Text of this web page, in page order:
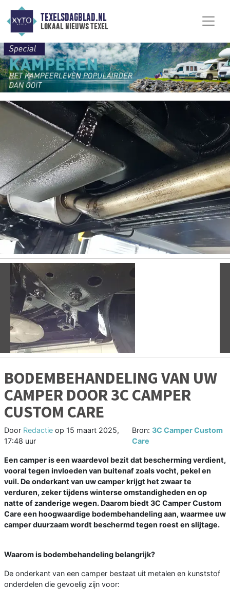
TEXELSDAGBLAD.NL
lokaal nieuws texel
Vorige
BODEMBEHANDELING VAN UW
CAMPER DOOR 3C CAMPER
CUSTOM CARE
Door Redactie op 15 maart 2025,
17:48 uur
Bron: 3C Camper Custom
Care
Een camper is een waardevol bezit dat bescherming verdient,
vooral tegen invloeden van buitenaf zoals vocht, pekel en
vuil. De onderkant van uw camper krijgt het zwaar te
verduren, zeker tijdens winterse omstandigheden en op
natte of zanderige wegen. Daarom biedt 3C Camper Custom
Care een hoogwaardige bodembehandeling aan, waarmee uw
camper duurzaam wordt beschermd tegen roest en slijtage.
Waarom is bodembehandeling belangrijk?
De onderkant van een camper bestaat uit metalen en kunststof
onderdelen die gevoelig zijn voor: